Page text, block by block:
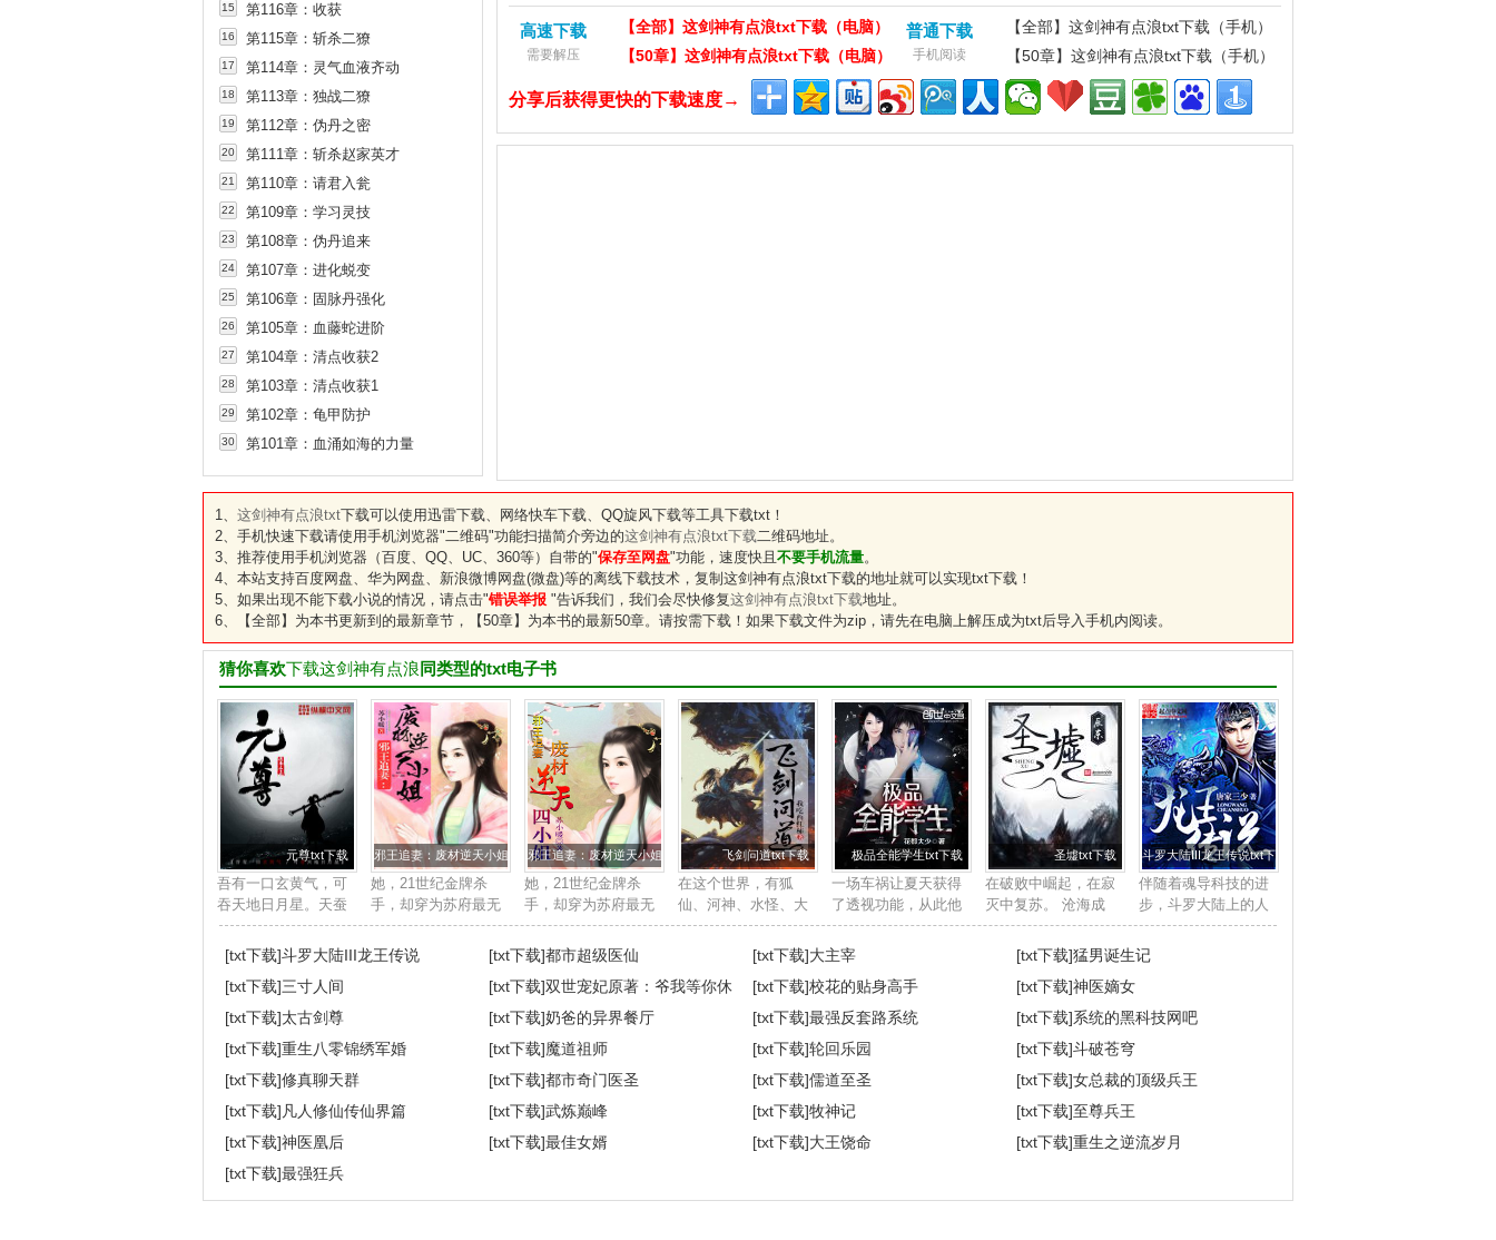
第116章：收获
15
第115章：斩杀二獠
16
第114章：灵气血液齐动
17
第113章：独战二獠
18
第112章：伪丹之密
19
第111章：斩杀赵家英才
20
第110章：请君入瓮
21
第109章：学习灵技
22
第108章：伪丹追来
23
第107章：进化蜕变
24
第106章：固脉丹强化
25
第105章：血藤蛇进阶
26
第104章：清点收获2
27
第103章：清点收获1
28
第102章：龟甲防护
29
第101章：血涌如海的力量
30
高速下载
需要解压
【全部】这剑神有点浪txt下载（电脑）
【50章】这剑神有点浪txt下载（电脑）
普通下载
手机阅读
【全部】这剑神有点浪txt下载（手机）
【50章】这剑神有点浪txt下载（手机）
分享后获得更快的下载速度→
1、 这剑神有点浪txt下载可以使用迅雷下载、网络快车下载、QQ旋风下载等工具下载txt！
2、手机快速下载请使用手机浏览器"二维码"功能扫描简介旁边的这剑神有点浪txt下载二维码地址。
3、推荐使用手机浏览器（百度、QQ、UC、360等）自带的"保存至网盘"功能，速度快且 不要手机流量。
4、本站支持百度网盘、华为网盘、新浪微博网盘(微盘)等的离线下载技术，复制 这剑神有点浪txt下载的地址就可以实现txt下载！
5、如果出现不能下载小说的情况，请点击"错误举报 "告诉我们，我们会尽快修复这剑神有点浪txt下载地址。
6、【全部】为本书更新到的最新章节，【50章】为本书的最新50章。请按需下载！如果下载文件为zip，请先在电脑上解压成为txt后导入手机内阅读。
猜你喜欢下载这剑神有点浪 同类型的txt电子书
元尊txt下载
吾有一口玄黄气，可
吞天地日月星。天蚕
土豆最新鼎力大作，
2017年度必看玄幻小
说。...
邪王追妻：废材逆天小姐txt下载
她，21世纪金牌杀
手，却穿为苏府最无
用的废柴四小姐身
上。他，帝国晋王殿
下，冷酷邪魅强势霸
道，天赋卓绝。世人
皆知她是草包废材，
独...
邪王追妻：废材逆天小姐txt下载
她，21世纪金牌杀
手，却穿为苏府最无
用的废柴四小姐身
上。他，帝国晋王殿
下，冷酷邪魅强势霸
道，武道天赋更是无
与伦比。世人皆知她
是草包废柴女，人
人...
飞剑问道txt下载
在这个世界，有狐
仙、河神、水怪、大
妖，也有求长生的修
行者。 修行者们， 开
法眼，可看妖魔鬼
怪。 炼一口飞剑，可
千里杀敌。 ...
极品全能学生txt下载
一场车祸让夏天获得
了透视功能，从此他
踏上了一条与众不同
的道路。 打篮球？一
个挑五个。 围棋国
手？让你三颗子。 鉴
宝，我...
圣墟txt下载
在破败中崛起，在寂
灭中复苏。 沧海成
尘，雷电枯竭，那一
缕幽雾又一次临近大
地，世间的枷锁被打
开了，一个全新的世
界就此揭开神秘的一
角…… ...
斗罗大陆III龙王传说txt下载
伴随着魂导科技的进
步，斗罗大陆上的人
类征服了海洋，又发
现了两片大陆。魂兽
也随着人类魂师的猎
睡无数年的魂兽之王
[txt下载]斗罗大陆III龙王传说 [txt下载]都市超级医仙 [txt下载]大主宰 [txt下载]猛男诞生记
[txt下载]三寸人间 [txt下载]双世宠妃原著：爷我等你休
妻
[txt下载]校花的贴身高手 [txt下载]神医嫡女
[txt下载]太古剑尊 [txt下载]奶爸的异界餐厅 [txt下载]最强反套路系统 [txt下载]系统的黑科技网吧
[txt下载]重生八零锦绣军婚 [txt下载]魔道祖师 [txt下载]轮回乐园 [txt下载]斗破苍穹
[txt下载]修真聊天群 [txt下载]都市奇门医圣 [txt下载]儒道至圣 [txt下载]女总裁的顶级兵王
[txt下载] 凡人修仙传仙界篇 [txt下载]武炼巅峰 [txt下载]牧神记 [txt下载]至尊兵王
[txt下载]神医凰后 [txt下载]最佳女婿 [txt下载]大王饶命 [txt下载]重生之逆流岁月
[txt下载]最强狂兵